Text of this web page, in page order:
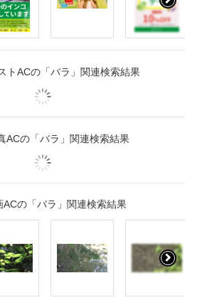
トACの「バラ」関連検索結果
ACの「バラ」関連検索結果
ACの「バラ」関連検索結果